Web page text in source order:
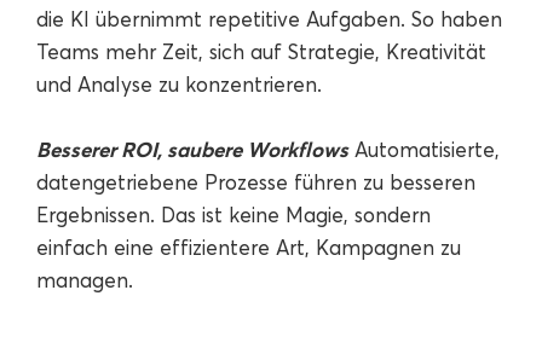
die KI übernimmt repetitive Aufgaben. So haben
Teams mehr Zeit, sich auf Strategie, Kreativität
und Analyse zu konzentrieren.
Besserer ROI, saubere WorkflowsAutomatisierte,
datengetriebene Prozesse führen zu besseren
Ergebnissen. Das ist keine Magie, sondern
einfach eine effizientere Art, Kampagnen zu
managen.